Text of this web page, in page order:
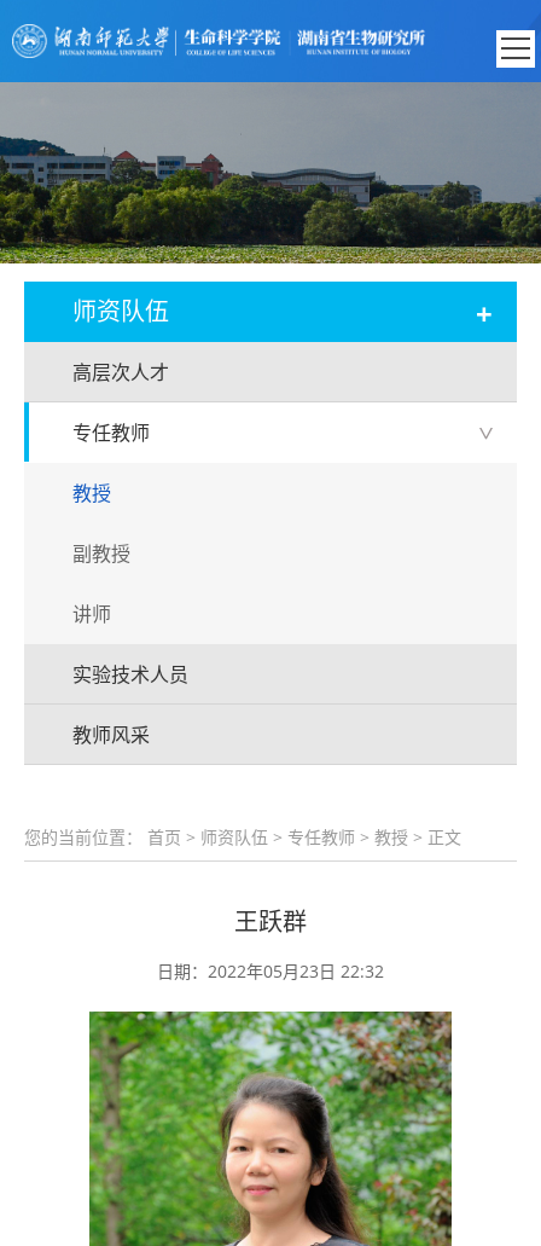
师资队伍 +
高层次人才
专任教师 >
教授
副教授
讲师
实验技术人员
教师风采
您的当前位置： 首页 > 师资队伍 > 专任教师 > 教授 > 正文
王跃群
日期：2022年05月23日 22:32